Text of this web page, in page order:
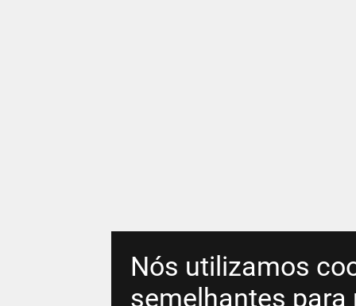
Nós utilizamos
semelhantes para